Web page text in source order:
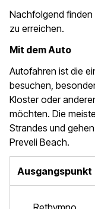
Nachfolgend finden
zu erreichen.
Mit dem Auto
Autofahren ist die
besuchen,
Kloster oder
möchten. Die
Strandes und
Preveli Beach.
Ausgangspunkt